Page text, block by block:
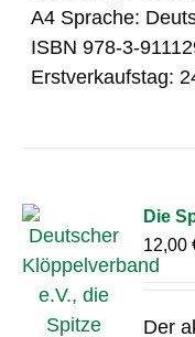
A4 Sprache:
ISBN 978-3-
Erstverkaufstag:
Die
12,00
Der